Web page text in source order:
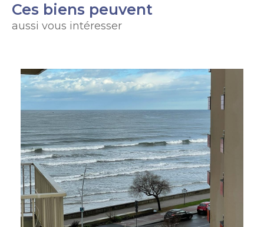
Ces biens peuvent
aussi vous intéresser